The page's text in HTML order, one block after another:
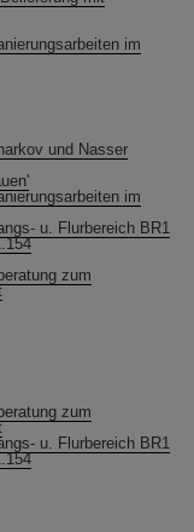
im
und Nasser
im
u. Flurbereich BR1
zum
zum
u. Flurbereich BR1